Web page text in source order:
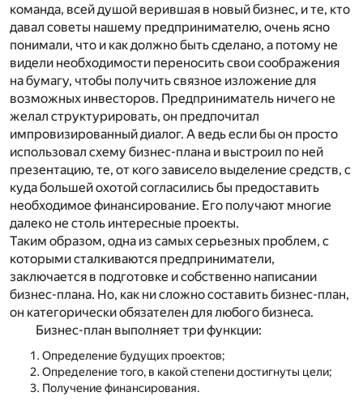
команда, всей душой верившая в новый бизнес, и те, кто
давал советы нашему предпринимателю, очень ясно
понимали, что и как должно быть сделано, а потому не
видели необходимости переносить свои соображения
на бумагу, чтобы получить связное изложение для
возможных инвесторов. Предприниматель ничего не
желал структурировать, он предпочитал
импровизированный диалог. А ведь если бы он просто
использовал схему бизнес-плана и выстроил по ней
презентацию, те, от кого зависело выделение средств, с
куда большей охотой согласились бы предоставить
необходимое финансирование. Его получают многие
далеко не столь интересные проекты.
Таким образом, одна из самых серьезных проблем, с
которыми сталкиваются предприниматели,
заключается в подготовке и собственно написании
бизнес-плана. Но, как ни сложно составить бизнес-план,
он категорически обязателен для любого бизнеса.
Бизнес-план выполняет три функции:
Определение будущих проектов;
Определение того, в какой степени достигнуты цели;
Получение финансирования.